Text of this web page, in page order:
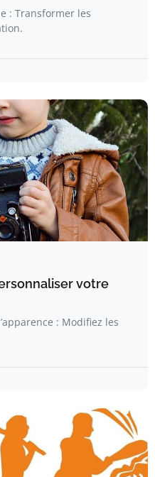
: Transformer les
votre
: Modifiez les